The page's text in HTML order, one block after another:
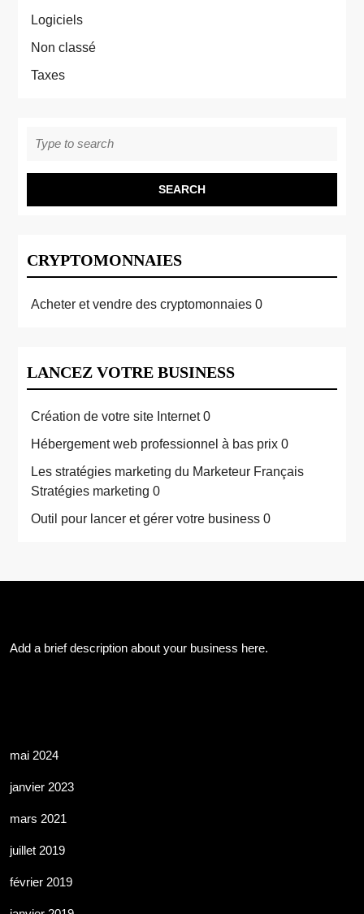
Logiciels
Non classé
Taxes
for:
CRYPTOMONNAIES
Acheter et vendre des cryptomonnaies 0
LANCEZ VOTRE BUSINESS
Création de votre site Internet0
Hébergement web professionnel à bas prix 0
Les stratégies marketing du Marketeur Français
Stratégies marketing 0
Outil pour lancer et gérer votre business 0
Add a brief description about your business here.
mai 2024
janvier 2023
mars 2021
juillet 2019
février 2019